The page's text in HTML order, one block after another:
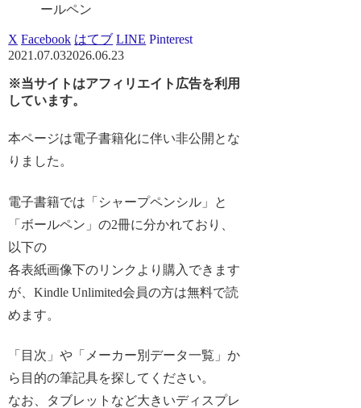
ールペン
X Facebook はてブ LINE Pinterest
2021.07.032026.06.23
※当サイトはアフィリエイト広告を利用
しています。
本ページは電子書籍化に伴い非公開とな
りました。
電子書籍では「シャープペンシル」と
「ボールペン」の2冊に分かれており、
以下の
各表紙画像下のリンクより購入できます
が、Kindle Unlimited会員の方は無料で読
めます。
「目次」や「メーカー別データ一覧」か
ら目的の筆記具を探してください。
なお、タブレットなど大きいディスプレ